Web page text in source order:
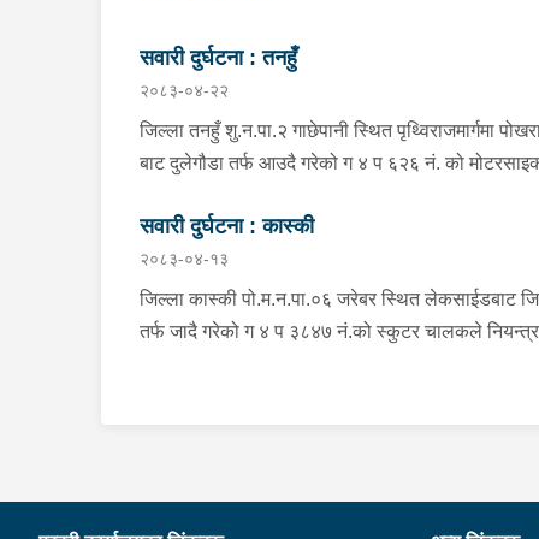
सवारी दुर्घटना : तनहुँ
२०८३-०४-२२
जिल्ला तनहुँ शु.न.पा.२ गाछेपानी स्थित पृथ्विराजमार्गमा
बाट दुलेगौडा तर्फ आउदै गरेको ग ४ प ६२६ नं. को
दुर्घटना हुँदा मोटरसाइकल चालक जिल्ला कास्की
बस्ने बर्ष ३९ को मन बहादुर पुन घाइते भइ उपचारको लागी तनहुँ
सेवा हस्पिटल दुलेगौडा ल्याईएकोमा प्राम्भिक उपचार पश्चात
उपचारको लागी ०७:५५ बजे पोखरा रिफर भएको ।
सवारी दुर्घटना : कास्की
२०८३-०४-१३
जिल्ला कास्की पो.म.न.पा.०६ जरेबर स्थित लेकसाईडबाट
तर्फ जादै गरेको ग ४ प ३८४७ नं.को स्कुटर चालकले